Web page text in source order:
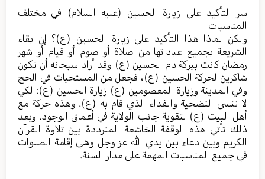
سر التأكيد على زيارة الحسين (عليه السلام) في مختلف
المناسبات
ولكن لماذا هذا التأكيد على زيارة الحسين (ع)؟ إن بقاء
الشريعة بجميع عباداتها من صلاة أو صوم أو قيام أو شهر
رمضان كانت ببركة دم الحسين (ع) وقد أراد سبحانه أن نكون
شاكرين لحركة الحسين (ع)، فجعل من المستحبات في الحج
وفي المدينة وزيارة المعصومين (ع) زيارة الحسين (ع)؛ لكي
لا ننسى التضحية والفداء الذي قام به (ع). وهذه حركة مع
أهل البيت (ع) لتقوية جانب الولاية في أعماق الوجود. وبعد
ذلك تأتي هذه الوقفة الخاشعة المترددة بين تلاوة القرآن
الكريم وبين دعاء بين يدي الله عز وجل وهي إقامة الصلوات
في جميع المناسبات المهمة على مدار السنة.